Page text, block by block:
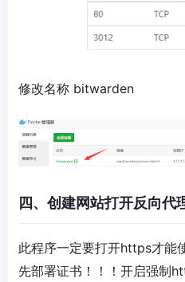
修改名称 bitwarden
四、创建网站打开反向代
此程序一定要打开https才能
先部署证书！！！开启强制